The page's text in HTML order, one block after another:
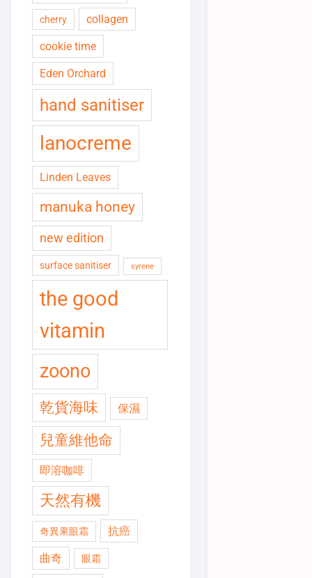
cherry collagen
cookie time
Eden Orchard
hand sanitiser
lanocreme
Linden Leaves
manuka honey
new edition
surface sanitiser syrene
the good
vitamin
zoono
乾貨海味 保濕
兒童維他命
即溶咖啡
天然有機
奇異果眼霜 抗癌
曲奇 眼霜